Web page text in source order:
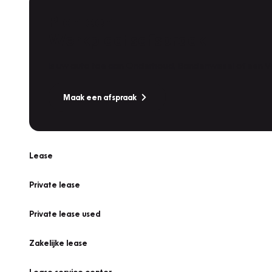
Maak een afspraak
Lease
Private lease
Private lease used
Zakelijke lease